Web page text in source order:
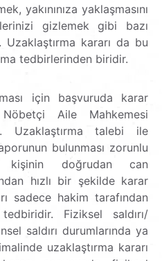
yakınınıza yaklaşmasını
gizlemek gibi bazı
Uzaklaştırma kararı da bu
tedbirlerinden biridir.
için başvuruda karar
Aile Mahkemesi
Uzaklaştırma talebi ile
bulunması zorunlu
kişinin doğrudan can
hızlı bir şekilde karar
sadece hakim tarafından
Fiziksel saldırı/
saldırı durumlarında ya
uzaklaştırma kararı